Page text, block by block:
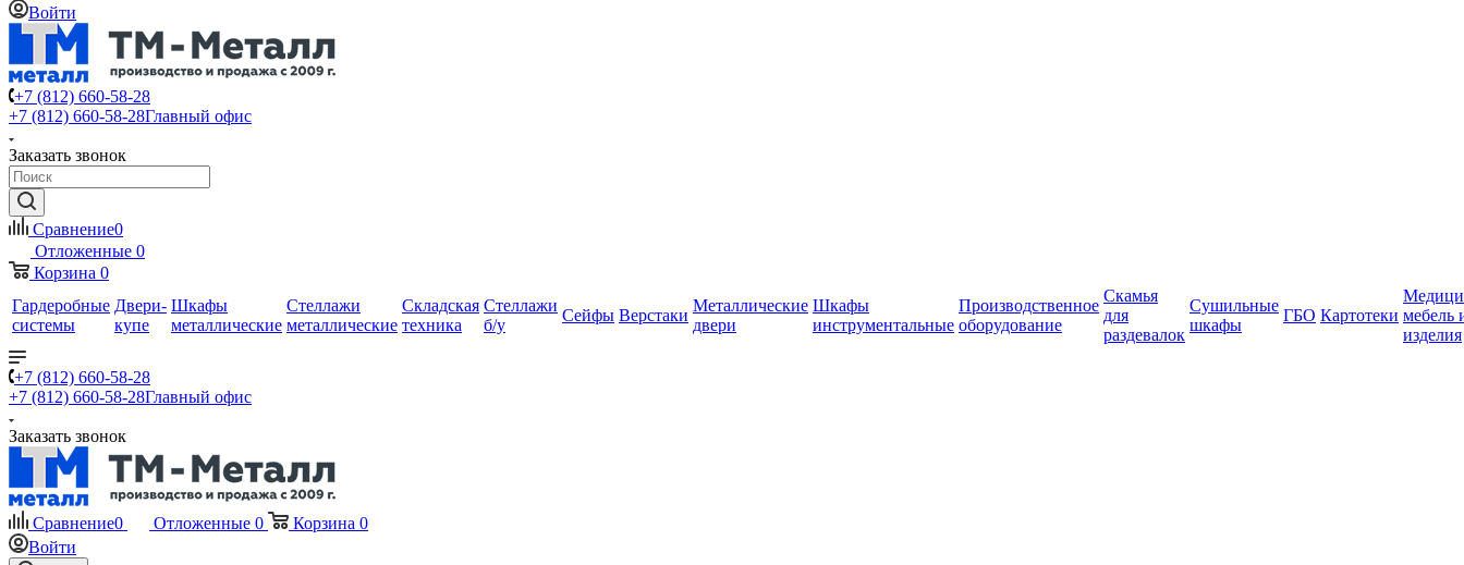
Войти
+7 (812) 660-58-28
+7 (812) 660-58-28Главный офис
Заказать звонок
Сравнение0
Отложенные 0
Корзина 0
Гардеробные
системы
Двери-
купе
Шкафы
металлические
Стеллажи
металлические
Складская
техника
Стеллажи
б/у
Сейфы Верстаки
Металлические
двери
Шкафы
инструментальные
Производственное
оборудование
Скамья
для
раздевалок
Сушильные
шкафы
ГБО Картотеки мебель
изделия
+7 (812) 660-58-28
+7 (812) 660-58-28Главный офис
Заказать звонок
Сравнение0 Отложенные 0 Корзина 0
Войти